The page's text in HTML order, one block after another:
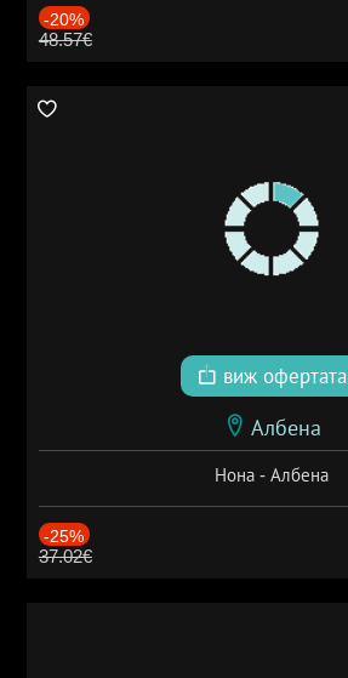
-20%
48.57€
виж офертата
Албена
Нона - Албена
-25%
37.02€